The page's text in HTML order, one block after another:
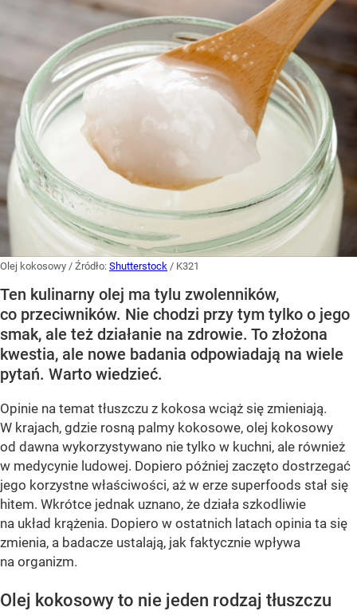
Olej kokosowy / Źródło: Shutterstock / K321
Ten kulinarny olej ma tylu zwolenników,
co przeciwników. Nie chodzi przy tym tylko o jego
smak, ale też działanie na zdrowie. To złożona
kwestia, ale nowe badania odpowiadają na wiele
pytań. Warto wiedzieć.
Opinie na temat tłuszczu z kokosa wciąż się zmieniają.
W krajach, gdzie rosną palmy kokosowe, olej kokosowy
od dawna wykorzystywano nie tylko w kuchni, ale również
w medycynie ludowej. Dopiero później zaczęto dostrzegać
jego korzystne właściwości, aż w erze superfoods stał się
hitem. Wkrótce jednak uznano, że działa szkodliwie
na układ krążenia. Dopiero w ostatnich latach opinia ta się
zmienia, a badacze ustalają, jak faktycznie wpływa
na organizm.
Olej kokosowy to nie jeden rodzaj tłuszczu